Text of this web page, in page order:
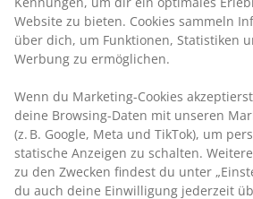
Produkteigenschaften
Bewertungen
(20 )
Lieferung